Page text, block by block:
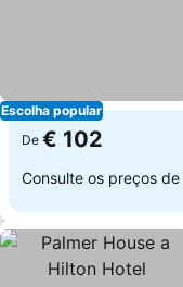
Escolha popular
De € 102
Consulte os preços de